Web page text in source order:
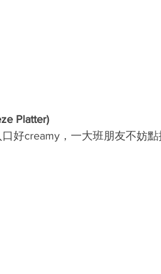
Platter)
好creamy，一大班朋友不妨點